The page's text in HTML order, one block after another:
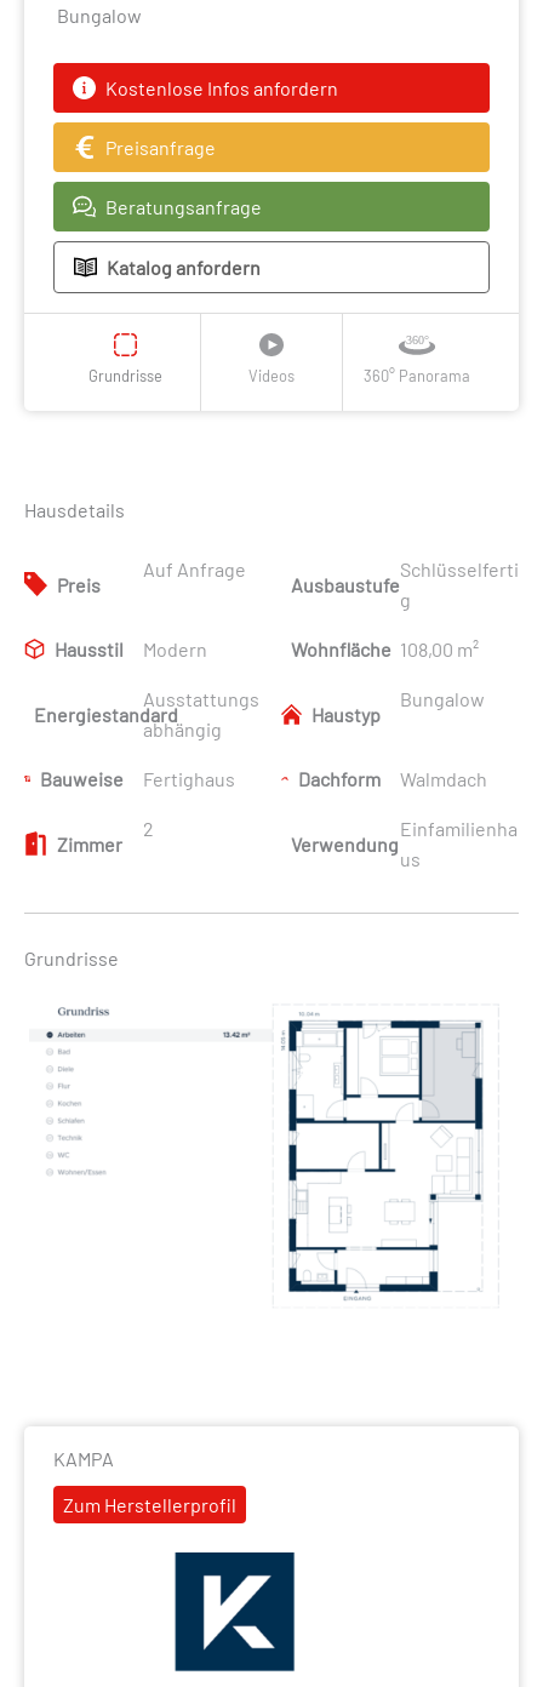
Bungalow
Kostenlose Infos anfordern
Preisanfrage
Beratungsanfrage
Katalog anfordern
Grundrisse Videos 360° Panorama
Hausdetails
Preis
Auf Anfrage
Ausbaustufe
Schlüsselferti
g
Hausstil Modern Wohnfläche 108,00 m²
Energiestandard
Ausstattungs
abhängig
Haustyp
Bungalow
Bauweise Fertighaus Dachform Walmdach
Zimmer
2
Verwendung
Einfamilienha
us
Grundrisse
KAMPA
Zum Herstellerprofil